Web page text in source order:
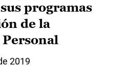
programas
de la
2019